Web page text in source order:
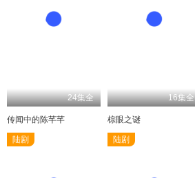
24集全
传闻中的陈芊芊
16集全
棕眼之谜
陆剧 陆剧